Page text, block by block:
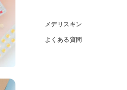
メデリスキン
よくある質問